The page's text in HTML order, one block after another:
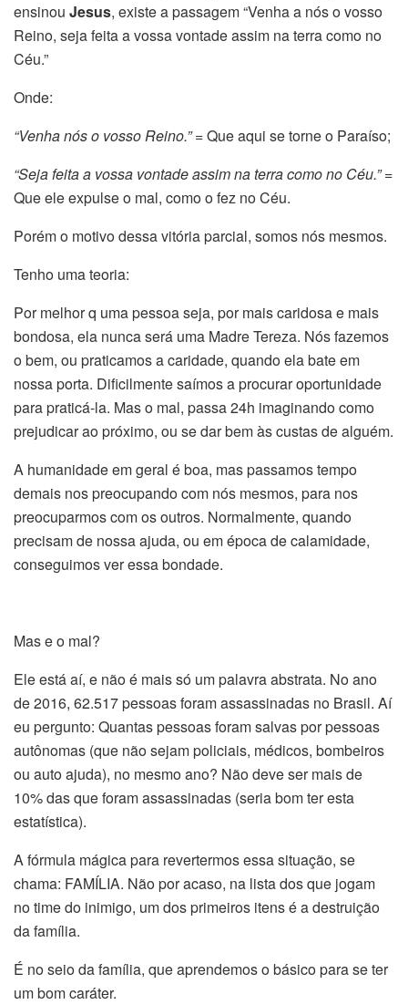
ensinou Jesus, existe a passagem “Venha a nós o vosso
Reino, seja feita a vossa vontade assim na terra como no
Céu.”
Onde:
“Venha nós o vosso Reino.”= Que aqui se torne o Paraíso;
“Seja feita a vossa vontade assim na terra como no Céu.”=
Que ele expulse o mal, como o fez no Céu.
Porém o motivo dessa vitória parcial, somos nós mesmos.
Tenho uma teoria:
Por melhor q uma pessoa seja, por mais caridosa e mais
bondosa, ela nunca será uma Madre Tereza. Nós fazemos
o bem, ou praticamos a caridade, quando ela bate em
nossa porta. Dificilmente saímos a procurar oportunidade
para praticá-la. Mas o mal, passa 24h imaginando como
prejudicar ao próximo, ou se dar bem às custas de alguém.
A humanidade em geral é boa, mas passamos tempo
demais nos preocupando com nós mesmos, para nos
preocuparmos com os outros. Normalmente, quando
precisam de nossa ajuda, ou em época de calamidade,
conseguimos ver essa bondade.
Mas e o mal?
Ele está aí, e não é mais só um palavra abstrata. No ano
de 2016, 62.517 pessoas foram assassinadas no Brasil. Aí
eu pergunto: Quantas pessoas foram salvas por pessoas
autônomas (que não sejam policiais, médicos, bombeiros
ou auto ajuda), no mesmo ano? Não deve ser mais de
10% das que foram assassinadas (seria bom ter esta
estatística).
A fórmula mágica para revertermos essa situação, se
chama: FAMÍLIA. Não por acaso, na lista dos que jogam
no time do inimigo, um dos primeiros itens é a destruição
da família.
É no seio da família, que aprendemos o básico para se ter
um bom caráter.